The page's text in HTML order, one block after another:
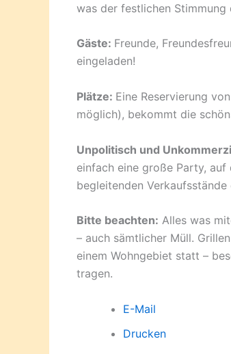
was der festlichen
Gäste: Freunde,
eingeladen!
Plätze: Eine Reservierung
möglich), bekommt die
Unpolitisch und
einfach eine große Party,
begleitenden
Bitte beachten: Alles was
– auch sämtlicher Müll.
einem Wohngebiet statt –
tragen.
E-Mail
Drucken